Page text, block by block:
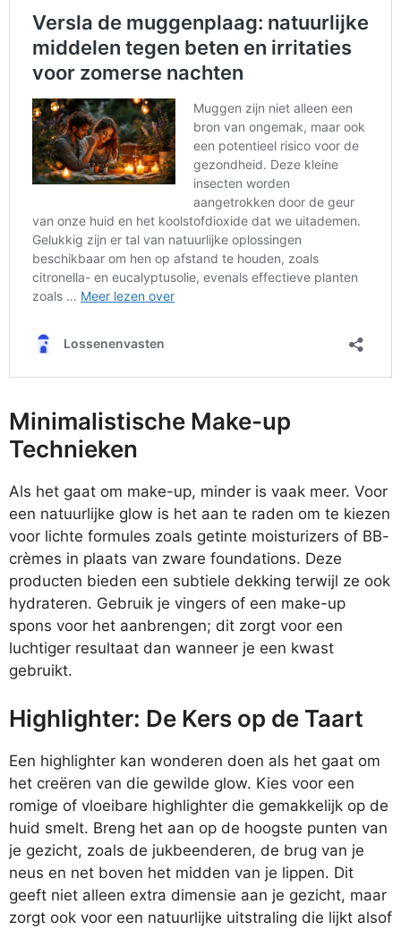
Minimalistische Make-up
Technieken
Als het gaat om make-up, minder is vaak meer. Voor
een natuurlijke glow is het aan te raden om te kiezen
voor lichte formules zoals getinte moisturizers of BB-
crèmes in plaats van zware foundations. Deze
producten bieden een subtiele dekking terwijl ze ook
hydrateren. Gebruik je vingers of een make-up
spons voor het aanbrengen; dit zorgt voor een
luchtiger resultaat dan wanneer je een kwast
gebruikt.
Highlighter: De Kers op de Taart
Een highlighter kan wonderen doen als het gaat om
het creëren van die gewilde glow. Kies voor een
romige of vloeibare highlighter die gemakkelijk op de
huid smelt. Breng het aan op de hoogste punten van
je gezicht, zoals de jukbeenderen, de brug van je
neus en net boven het midden van je lippen. Dit
geeft niet alleen extra dimensie aan je gezicht, maar
zorgt ook voor een natuurlijke uitstraling die lijkt alsof